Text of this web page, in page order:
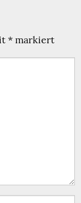
* markiert